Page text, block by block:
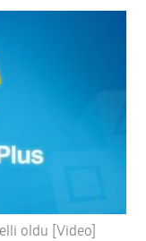
oldu [Video]